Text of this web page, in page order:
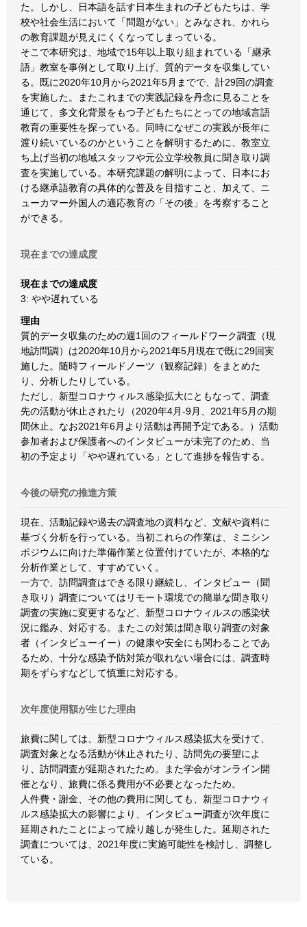
た。しかし、日本語を話す日本生まれの子どもたちは、学
校や社会生活において「問題がない」とみなされ、かれら
の教育課題が見えにくくなってしまっている。
そこで本研究は、地域で15年以上取り組まれている「継承
語」教室を事例として取り上げ、質的データを収集してい
る。既に2020年10月から2021年5月までで、計29回の調査
を実施した。またこれまでの実践記録を丹念に見ることを
通じて、多文化背景をもつ子どもたちにとっての地域言語
教育の重要性を探っている。同時になぜこの実践が長年に
渡り続いているのかということを解明するために、教室立
ち上げ当初の地域スタッフや元公立学校教員に聞き取り調
査を実施している。本研究課題の解明によって、日本にお
ける継承語教育の具体的な普及を目指すこと、加えて、ニ
ューカマー外国人の適応教育の「その後」を考察すること
ができる。
現在までの達成度
現在までの達成度
3: やや遅れている
理由
質的データ収集のための週1回のフィールドワーク調査（現
地訪問調）は2020年10月から2021年5月現在で既に29回実
施した。随時フィールドノーツ（観察記録）をまとめた
り、分析したりしている。
ただし、新型コロナウィルス感染拡大にともなって、調査
先の活動が休止されたり（2020年4月-9月、2021年5月の期
間休止。なお2021年6月より活動は再開予定である。）活動
参加者および保護者へのインタビューが未完了のため、当
初の予定より「やや遅れている」として進捗を報告する。
今後の研究の推進方策
現在、活動記録や過去の調査地の資料など、文献や資料に
基づく分析を行っている。当初これらの作業は、ミニシン
ポジウムに向けた準備作業と位置付けていたが、本格的な
分析作業として、すすめていく。
一方で、訪問調査はできる限り継続し、インタビュー（聞
き取り）調査についてはリモート環境での簡単な聞き取り
調査の実施に変更するなど、新型コロナウィルスの感染状
況に鑑み、対応する。またこの対策は聞き取り調査の対象
者（インタビューイー）の健康や安全にも関わることであ
るため、十分な感染予防対策が取れない場合には、調査時
期をずらすなどして慎重に対応する。
次年度使用額が生じた理由
旅費に関しては、新型コロナウィルス感染拡大を受けて、
調査対象となる活動が休止されたり、訪問先の要望によ
り、訪問調査が延期されたため。また学会がオンライン開
催となり、旅費に係る費用が不必要となったため。
人件費・謝金、その他の費用に関しても、新型コロナウィ
ルス感染拡大の影響により、インタビュー調査が次年度に
延期されたことによって繰り越しが発生した。延期された
調査については、2021年度に実施可能性を検討し、調整し
ている。